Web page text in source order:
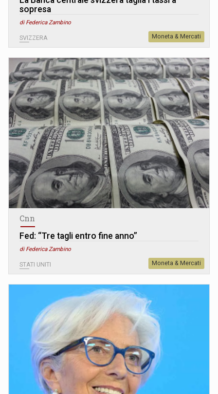
sopresa
di Federica Zambino
SVIZZERA Moneta & Mercati
Cnn
Fed: “Tre tagli entro fine anno”
di Federica Zambino
STATI UNITI Moneta & Mercati